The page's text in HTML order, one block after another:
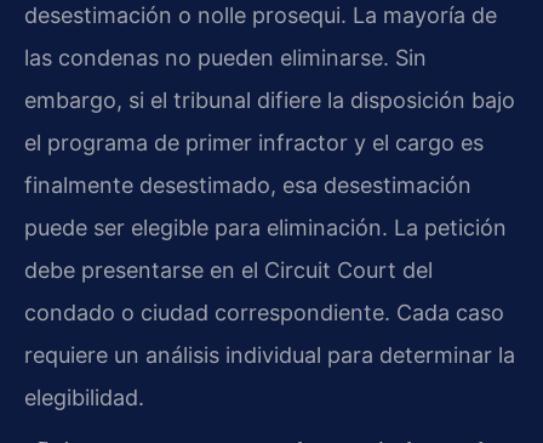
desestimación o nolle prosequi. La mayoría de
las condenas no pueden eliminarse. Sin
embargo, si el tribunal difiere la disposición bajo
el programa de primer infractor y el cargo es
finalmente desestimado, esa desestimación
puede ser elegible para eliminación. La petición
debe presentarse en el Circuit Court del
condado o ciudad correspondiente. Cada caso
requiere un análisis individual para determinar la
elegibilidad.